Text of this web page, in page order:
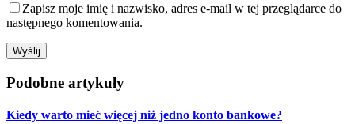
Zapisz moje imię i nazwisko, adres e-mail w tej przeglądarce do
następnego komentowania.
Podobne artykuły
Kiedy warto mieć więcej niż jedno konto bankowe?